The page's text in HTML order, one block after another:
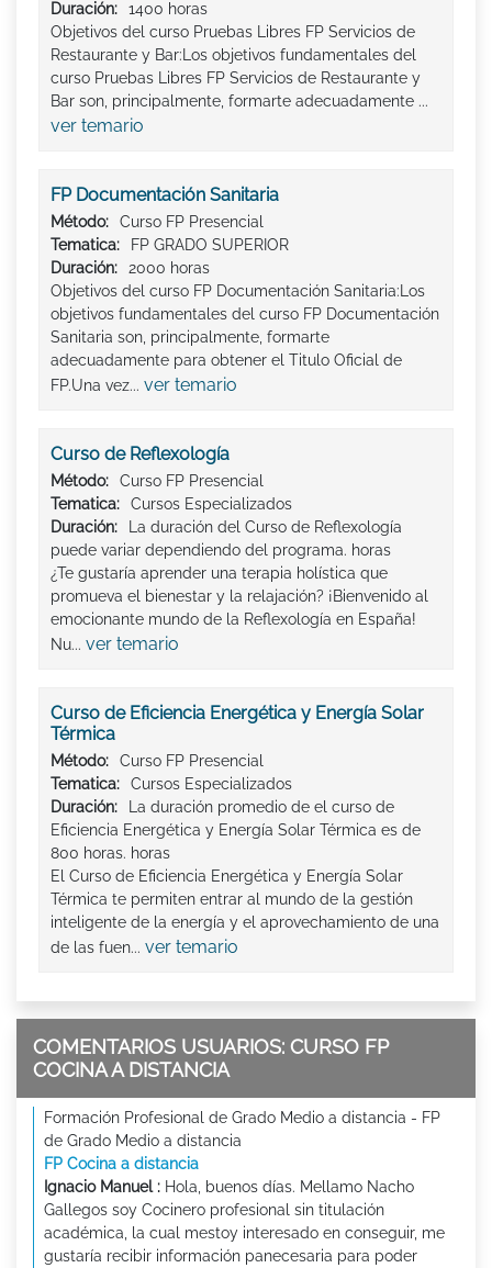
Duración:
1400 horas
Objetivos del curso Pruebas Libres FP Servicios de
Restaurante y Bar:Los objetivos fundamentales del
curso Pruebas Libres FP Servicios de Restaurante y
Bar son, principalmente, formarte adecuadamente ...
ver temario
FP Documentación Sanitaria
Método:
Curso FP Presencial
Tematica:
FP GRADO SUPERIOR
Duración:
2000 horas
Objetivos del curso FP Documentación Sanitaria:Los
objetivos fundamentales del curso FP Documentación
Sanitaria son, principalmente, formarte
adecuadamente para obtener el Titulo Oficial de
FP.Una vez... ver temario
Curso de Reflexología
Método:
Curso FP Presencial
Tematica:
Cursos Especializados
Duración:
La duración del Curso de Reflexología
puede variar dependiendo del programa. horas
¿Te gustaría aprender una terapia holística que
promueva el bienestar y la relajación? ¡Bienvenido al
emocionante mundo de la Reflexología en España!
Nu... ver temario
Curso de Eficiencia Energética y Energía Solar
Térmica
Método:
Curso FP Presencial
Tematica:
Cursos Especializados
Duración:
La duración promedio de el curso de
Eficiencia Energética y Energía Solar Térmica es de
800 horas. horas
El Curso de Eficiencia Energética y Energía Solar
Térmica te permiten entrar al mundo de la gestión
inteligente de la energía y el aprovechamiento de una
de las fuen... ver temario
COMENTARIOS USUARIOS: CURSO FP
COCINA A DISTANCIA
Formación Profesional de Grado Medio a distancia - FP
de Grado Medio a distancia
FP Cocina a distancia
Ignacio Manuel : Hola, buenos días. Mellamo Nacho
Gallegos soy Cocinero profesional sin titulación
académica, la cual mestoy interesado en conseguir, me
gustaría recibir información panecesaria para poder